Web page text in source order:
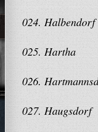
024. Halbendorf
025. Hartha
026.
027. Haugsdorf